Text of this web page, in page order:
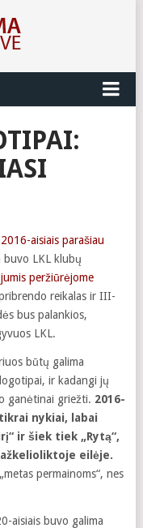
2016-aisiais parašiau
LKL klubų
peržiūrėjome
reikalas ir III-
bus palankios,
LKL.
būtų galima
ir kadangi jų
ganėtinai griežti. 2016-
nykiai, labai
ir šiek tiek „Rytą“,
eilėje.
permainoms“, nes
aisiais buvo galima